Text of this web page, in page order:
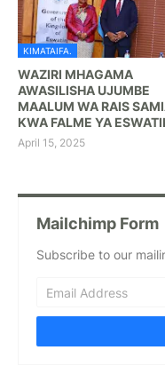
KIMATAIFA.
WAZIRI MHAGAMA
AWASILISHA UJUMBE
MAALUM WA RAIS
KWA FALME YA
April 15, 2025
Mailchimp Form
Subscribe to our